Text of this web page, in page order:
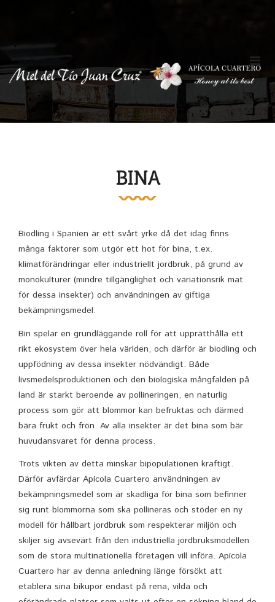
BINA
Biodling i Spanien är ett svårt yrke då det idag finns
många faktorer som utgör ett hot för bina, t.ex.
klimatförändringar eller industriellt jordbruk, på grund av
monokulturer (mindre tillgänglighet och variationsrik mat
för dessa insekter) och användningen av giftiga
bekämpningsmedel.
Bin spelar en grundläggande roll för att upprätthålla ett
rikt ekosystem över hela världen, och därför är biodling och
uppfödning av dessa insekter nödvändigt. Både
livsmedelsproduktionen och den biologiska mångfalden på
land är starkt beroende av pollineringen, en naturlig
process som gör att blommor kan befruktas och därmed
bära frukt och frön. Av alla insekter är det bina som bär
huvudansvaret för denna process.
Trots vikten av detta minskar bipopulationen kraftigt.
Därför avfärdar Apícola Cuartero användningen av
bekämpningsmedel som är skadliga för bina som befinner
sig runt blommorna som ska pollineras och stöder en ny
modell för hållbart jordbruk som respekterar miljön och
skiljer sig avsevärt från den industriella jordbruksmodellen
som de stora multinationella företagen vill införa. Apícola
Cuartero har av denna anledning länge försökt att
etablera sina bikupor endast på rena, vilda och